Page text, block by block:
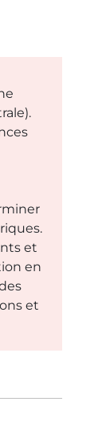
et
en
et